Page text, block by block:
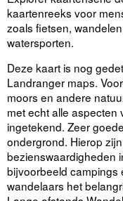
kaartenreeks voor
zoals fietsen,
watersporten.
Deze kaart is nog
Landranger maps.
moors en andere
met echt alle
ingetekend. Zeer
ondergrond. Hierop
bezienswaardigheden
bijvoorbeeld campings
wandelaars het